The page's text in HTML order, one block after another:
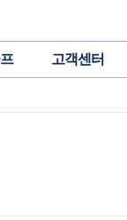
고객센터